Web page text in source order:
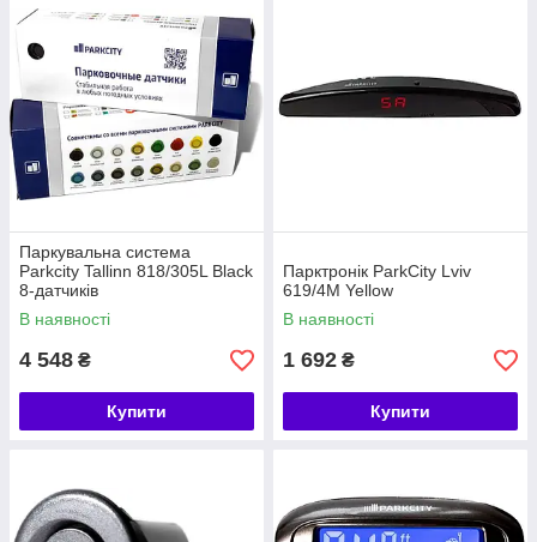
Паркувальна система
Parkcity Tallinn 818/305L Black
8-датчиків
В наявності
4 548 ₴
Купити
Парктронік ParkCity Lviv
619/4M Yellow
В наявності
1 692 ₴
Купити